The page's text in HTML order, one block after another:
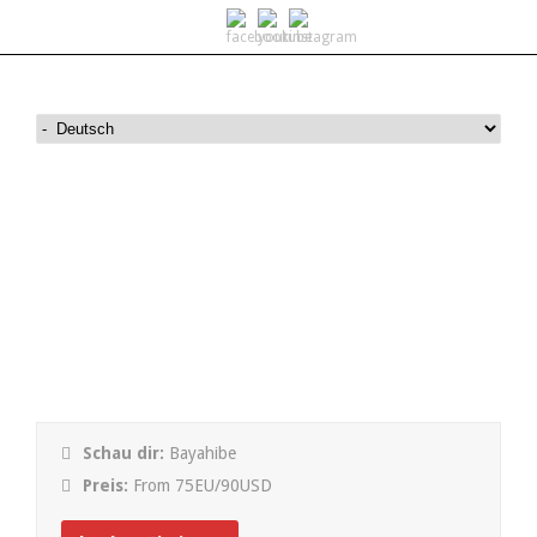
Schau dir: Bayahibe
Preis: From 75EU/90USD